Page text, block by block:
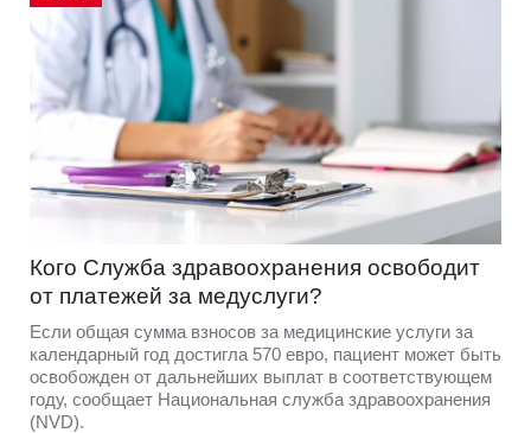
Кого Служба здравоохранения освободит
от платежей за медуслуги?
Если общая сумма взносов за медицинские услуги за
календарный год достигла 570 евро, пациент может быть
освобожден от дальнейших выплат в соответствующем
году, сообщает Национальная служба здравоохранения
(NVD).